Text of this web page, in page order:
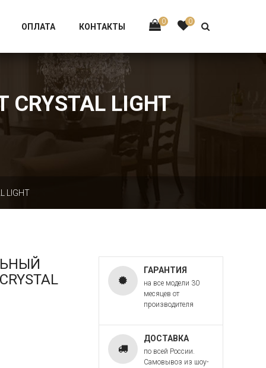
0 0
ОПЛАТА КОНТАКТЫ
LIGHT
LIGHT
ГАРАНТИЯ
на все модели 30
месяцев от
производителя
ДОСТАВКА
по всей России.
Самовывоз из шоу-